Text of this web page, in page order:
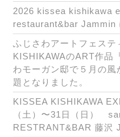
2026 kissea kishikawa
restaurant&bar Jammin
ふじさわアートフェス
KISHIKAWAのART作品
わモーガン邸で５月の
題となりました。
KISSEA KISHIKAWA
（土）〜31日（日）
RESTRANT&BAR 藤沢